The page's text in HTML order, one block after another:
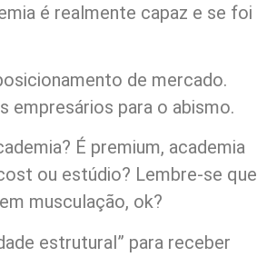
é realmente capaz e se foi
de mercado.
empresários para o abismo.
É premium, academia
ou estúdio? Lembre-se que
musculação, ok?
estrutural” para receber